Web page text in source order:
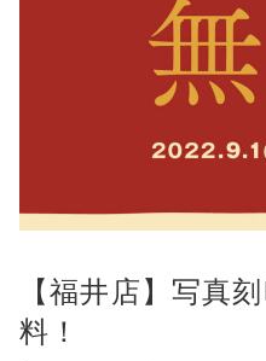
【福井店】写真
料！